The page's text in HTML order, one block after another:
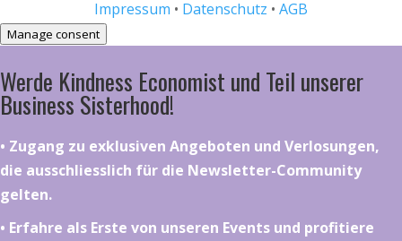
Impressum • Datenschutz • AGB
Manage consent
Werde Kindness Economist und Teil unserer
Business Sisterhood!
•⁠ ⁠⁠Zugang zu exklusiven Angeboten und Verlosungen,
die ausschliesslich für die Newsletter-Community
gelten.
•⁠ ⁠⁠Erfahre als Erste von unseren Events und profitiere